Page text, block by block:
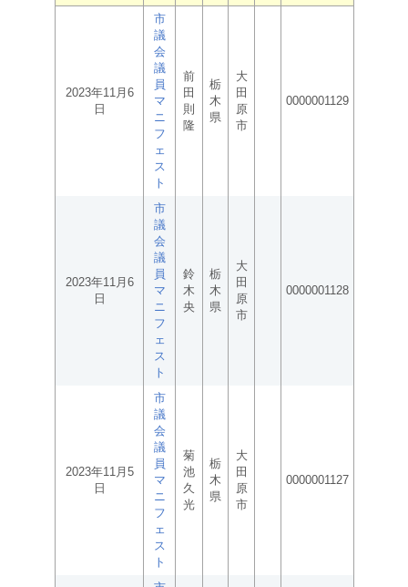
2023年11月6
日
市
議
会
議
員
マ
ニ
フ
ェ
ス
ト
前
田
則
隆
栃
木
県
大
田
原
市
0000001129
2023年11月6
日
市
議
会
議
員
マ
ニ
フ
ェ
ス
ト
鈴
木
央
栃
木
県
大
田
原
市
0000001128
2023年11月5
日
市
議
会
議
員
マ
ニ
フ
ェ
ス
ト
菊
池
久
光
栃
木
県
大
田
原
市
0000001127